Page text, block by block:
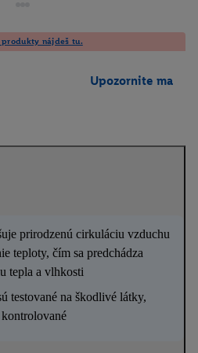
produkty nájdeš tu.
Upozornite ma
prirodzenú cirkuláciu vzduchu
teploty, čím sa predchádza
tepla a vlhkosti
testované na škodlivé látky,